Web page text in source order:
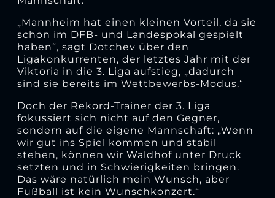
„Mannheim hat einen kleinen Vorteil, da sie
schon im DFB- und Landespokal gespielt
haben“, sagt Dotchev über den
Ligakonkurrenten, der letztes Jahr mit der
Viktoria in die 3. Liga aufstieg, „dadurch
sind sie bereits im Wettbewerbs-Modus.“
Doch der Rekord-Trainer der 3. Liga
fokussiert sich nicht auf den Gegner,
sondern auf die eigene Mannschaft: „Wenn
wir gut ins Spiel kommen und stabil
stehen, können wir Waldhof unter Druck
setzten und in Schwierigkeiten bringen.
Das wäre natürlich mein Wunsch, aber
Fußball ist kein Wunschkonzert.“